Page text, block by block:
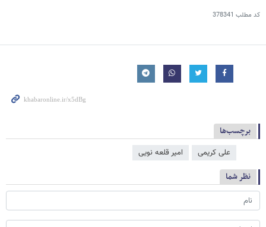
کد مطلب 378341
برچسب‌ها
علی کریمی امیر قلعه نویی
نظر شما